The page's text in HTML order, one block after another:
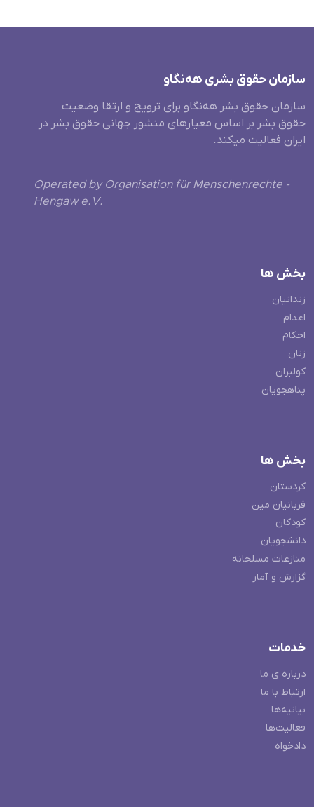
سازمان حقوق بشری هەنگاو
سازمان حقوق بشر هه‌نگاو برای ترویج و ارتقا وضعیت
حقوق بشر بر اساس معیارهای منشور جهانی حقوق بشر در
ایران فعالیت میکند.
Operated by Organisation für Menschenrechte -
Hengaw e.V.
بخش ها
زندانیان
اعدام
احکام
زنان
کولبران
پناهجویان
بخش ها
کردستان
قربانیان مین
کودکان
دانشجویان
منازعات مسلحانه
گزارش و آمار
خدمات
درباره ی ما
ارتباط با ما
بیانیه‌ها
فعالیت‌ها
دادخواه